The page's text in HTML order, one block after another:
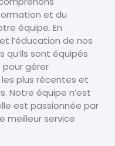
et du
équipe. En
l’éducation de nos
qu’ils sont équipés
gérer
plus récentes et
Notre équipe n’est
est passionnée par
meilleur service